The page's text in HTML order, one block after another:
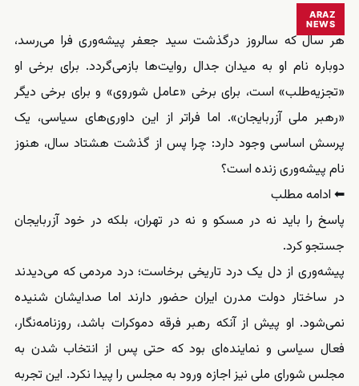
ARAZ
NEWS
هر سال که سالروز درگذشت سید جعفر پیشه‌وری فرا می‌رسد،
دوباره نام او به میدان جدال روایت‌ها بازمی‌گردد. برای برخی او
«تجزیه‌طلب» است، برای برخی «عامل شوروی» و برای برخی دیگر
«رهبر ملی آزربایجان». اما فراتر از این داوری‌های سیاسی، یک
پرسش اساسی وجود دارد: چرا پس از گذشت هشتاد سال، هنوز
نام پیشه‌وری زنده است؟
⬅ ادامه مطلب
پاسخ را باید نه در مسکو و نه در تهران، بلکه در خود آزربایجان
جستجو کرد.
پیشه‌وری از دل یک درد تاریخی برخاست؛ درد مردمی که می‌دیدند
در ساختار دولت مدرن ایران حضور دارند اما صدایشان شنیده
نمی‌شود. او پیش از آنکه رهبر فرقه دموکرات باشد، روزنامه‌نگار،
فعال سیاسی و نماینده‌ای بود که حتی پس از انتخاب شدن به
مجلس شورای ملی نیز اجازه ورود به مجلس را پیدا نکرد. این تجربه